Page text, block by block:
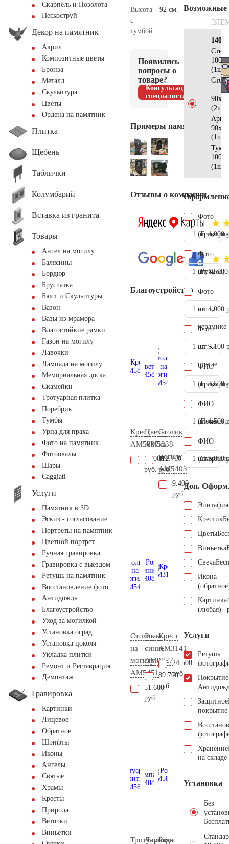
Скарпель и Позолота
Пескоструй
Декор на памятник
Акрил
Композитные цветы
Бронза
Металл
Скульптура
Цветы
Ордена на памятник
Плитка
Щебень
Таблички
Колумбарий
Вставка из гранита
Товары
Ангел на могилу
Балясины
Бордюр
Брусчатка
Бюст и Скульптуры
Вазон
Вазы из мрамора
Влагостойкие рамки
Газон на могилу
Лавочки
Лампада на могилу
Мемориальная доска
Скамейки
Тротуарная плитка
Поребрик
Тумбы
Урна для праха
Фото на памятник
Фотоовалы
Шары
Сaggiati
Услуги
Памятник в 3D
Эскиз - согласование
Портреты на памятник
Цветной портрет
Ручная гравировка
Гравировка с выездом
Ретушь на памятник
Восстановление фото
Антидождь
Благоустройство
Уход за могилкой
Установка оград
Установка цоколя
Укладка плитки
Ремонт и Реставрация
Демонтаж
Гравировка
Картинки
Лицевое
Обратное
Шрифты
Иконы
Ангелы
Святые
Храмы
Кресты
Природа
Веточки
Виньетки
Высота
с
тумбой
92 см.
Появились
вопросы о
товаре?
Консультация
специалиста
Примеры памятников
Отзывы о компании
Благоустройство
Крест
AM5807
16.000
руб.
Цветы
AM5838
112.700
руб.
Столик
на
могилу
AM5403
9.400
руб.
Столик
на
могилу
AM5451
51.600
руб.
Розы
синие
AM0827
89.700
руб.
Крест
AM3141
24.500
руб.
Тротуарная
Лампада
Розы
Возможные
(1шт)
—
(2шт)
(1шт)
(1шт)
Фото
1 шт.4.900
Фото
(Ручное)
1 шт.
Фото
на
керамике
1 шт. 4.900
Фото
на
стекле
1 шт. 9.100
ФИО
1 шт.3.500
ФИО
1 шт.4.500
ФИО
1 шт.9.000
Доп.
Эпитафия
Крестик
Цветы
Виньетка
Свеча
Икона
Картинка
(любая)
Услуги
Ретушь
Покрытие
Защитное
покрытие
Хранение
на складе
Установка
Без